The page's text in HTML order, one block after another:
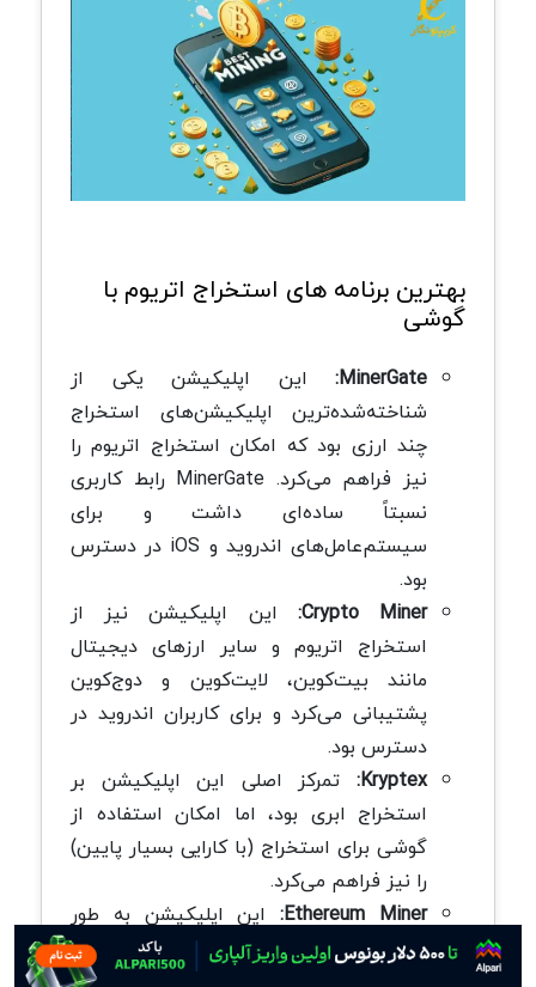
بهترین برنامه های استخراج اتریوم با
گوشی
MinerGate:
این اپلیکیشن یکی از
شناخته‌شده‌ترین اپلیکیشن‌های استخراج
چند ارزی بود که امکان استخراج اتریوم را
نیز فراهم می‌کرد. MinerGate رابط کاربری
نسبتاً ساده‌ای داشت و برای
سیستم‌عامل‌های اندروید و iOS در دسترس
بود.
Crypto Miner:
این اپلیکیشن نیز از
استخراج اتریوم و سایر ارزهای دیجیتال
مانند بیت‌کوین، لایت‌کوین و دوج‌کوین
پشتیبانی می‌کرد و برای کاربران اندروید در
دسترس بود.
Kryptex:
تمرکز اصلی این اپلیکیشن بر
استخراج ابری بود، اما امکان استفاده از
گوشی برای استخراج (با کارایی بسیار پایین)
را نیز فراهم می‌کرد.
Ethereum Miner:این اپلیکیشن به طور
خاص برای استخراج اتریوم طراحی شده بود و